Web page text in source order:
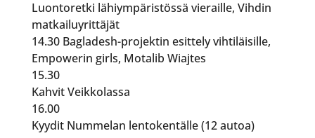
Luontoretki lähiympäristössä vieraille, Vihdin
matkailuyrittäjät
14.30 Bagladesh-projektin esittely vihtiläisille,
Empowerin girls, Motalib Wiajtes
15.30
Kahvit Veikkolassa
16.00
Kyydit Nummelan lentokentälle (12 autoa)